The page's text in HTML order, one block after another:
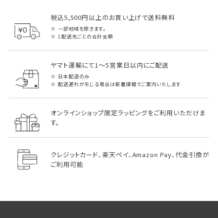
税込5,500円以上のお買い上げで送料無料
一部地域を除きます。
1配送先ごとの合計金額
ヤマト運輸にて1～5営業日以内にご配送
日本配送のみ
配送遅れが生じる場合は新着情報でご案内いたします
オンラインショップ限定ラッピングをご利用いただけま
す。
クレジットカード、楽天ペイ、Amazon Pay、代金引換が
ご利用可能